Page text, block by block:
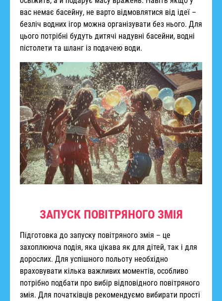
вас немає басейну, не варто відмовлятися від ідеї –
безліч водних ігор можна організувати без нього. Для
цього потрібні будуть дитячі надувні басейни, водні
пістолети та шланг із подачею води.
ЗАПУСК ПОВІТРЯНОГО ЗМІЯ
Підготовка до запуску повітряного змія – це
захоплююча подія, яка цікава як для дітей, так і для
дорослих. Для успішного польоту необхідно
враховувати кілька важливих моментів, особливо
потрібно подбати про вибір відповідного повітряного
змія. Для початківців рекомендуємо вибирати прості